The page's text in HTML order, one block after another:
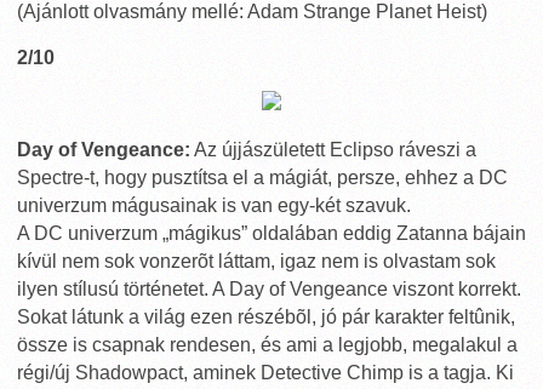
(Ajánlott olvasmány mellé: Adam Strange Planet Heist)
2/10
Day of Vengeance: Az újjászületett Eclipso ráveszi a
Spectre-t, hogy pusztítsa el a mágiát, persze, ehhez a DC
univerzum mágusainak is van egy-két szavuk.
A DC univerzum „mágikus” oldalában eddig Zatanna bájain
kívül nem sok vonzerõt láttam, igaz nem is olvastam sok
ilyen stílusú történetet. A Day of Vengeance viszont korrekt.
Sokat látunk a világ ezen részébõl, jó pár karakter feltûnik,
össze is csapnak rendesen, és ami a legjobb, megalakul a
régi/új Shadowpact, aminek Detective Chimp is a tagja. Ki